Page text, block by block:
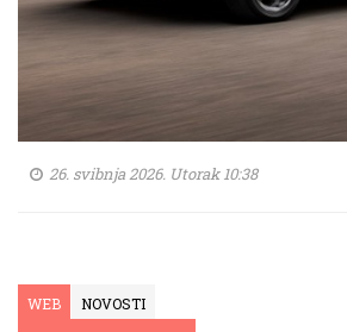
26. svibnja 2026. Utorak 10:38
WEB NOVOSTI